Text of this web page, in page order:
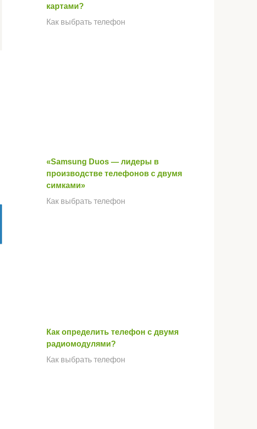
картами?
Как выбрать телефон
«Samsung Duos — лидеры в
производстве телефонов с двумя
симками»
Как выбрать телефон
Как определить телефон с двумя
радиомодулями?
Как выбрать телефон